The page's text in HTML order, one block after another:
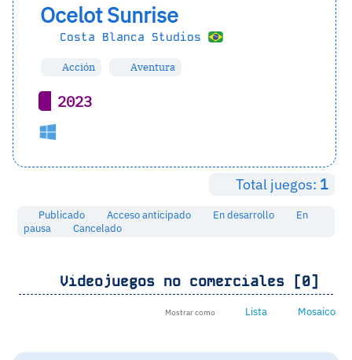
Ocelot Sunrise
Costa Blanca Studios
Acción Aventura
2023
Total juegos: 1
Publicado Acceso anticipado En desarrollo
En
pausa
Cancelado
Videojuegos no comerciales [0]
Mostrar como Lista Mosaico